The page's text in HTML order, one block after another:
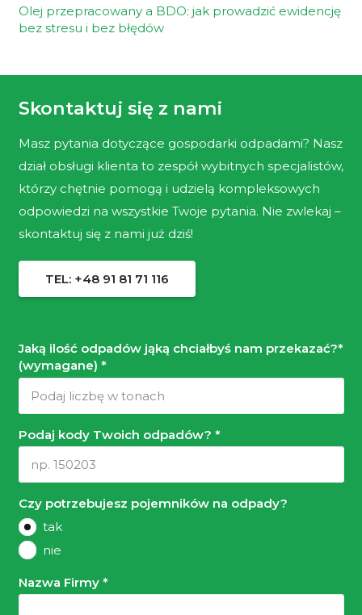
Olej przepracowany a BDO: jak prowadzić ewidencję
bez stresu i bez błędów
Skontaktuj się z nami
Masz pytania dotyczące gospodarki odpadami? Nasz
dział obsługi klienta to zespół wybitnych specjalistów,
którzy chętnie pomogą i udzielą kompleksowych
odpowiedzi na wszystkie Twoje pytania. Nie zwlekaj –
skontaktuj się z nami już dziś!
TEL: +48 91 81 71 116
Jaką ilość odpadów jąką chciałbyś nam przekazać?*
(wymagane) *
Podaj kody Twoich odpadów? *
Czy potrzebujesz pojemników na odpady?
tak
nie
Nazwa Firmy *